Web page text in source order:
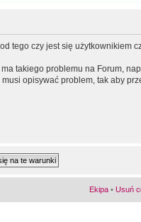
tego czy jest się użytkownikiem
takiego problemu na Forum,
opisywać problem, tak aby
Ekipa • Usuń